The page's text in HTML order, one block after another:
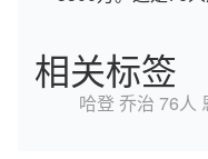
相关标签
哈登 乔治 76人